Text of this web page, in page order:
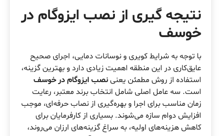
نتیجه گیری از نصب ایزوگام در
خوسف
با توجه به شرایط کویری و نوسانات دمایی، اجرای صحیح
عایق‌کاری در این منطقه اهمیت زیادی دارد و بهترین گزینه،
استفاده از روش مطمئن یعنینصب ایزوگام در خوسف
است. سه عامل اصلی شامل انتخاب برند معتبر، رعایت
زمان مناسب برای اجرا و بهره‌گیری از نصاب حرفه‌ای، موجب
افزایش دوام سازه می‌شوند. بسیاری از کارفرمایان برای
کاهش هزینه‌های اولیه، به سراغ گزینه‌های ارزان می‌روند،